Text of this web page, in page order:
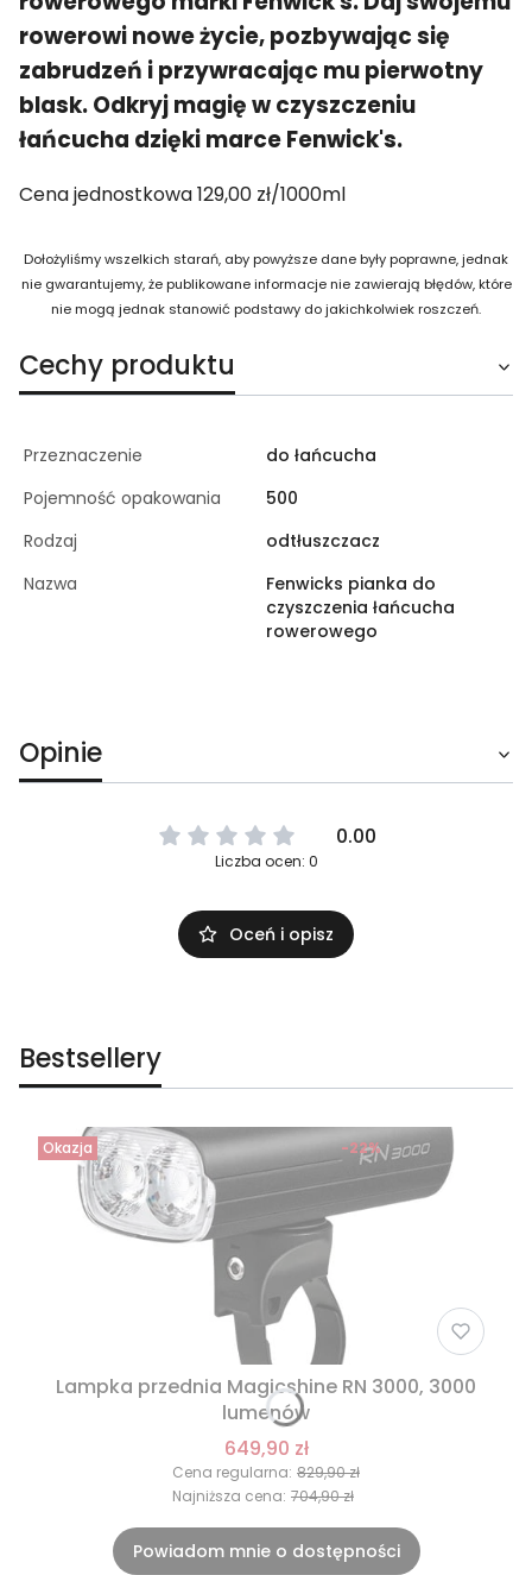
rowerowi nowe życie, pozbywając się
zabrudzeń i przywracając mu pierwotny
blask. Odkryj magię w czyszczeniu
łańcucha dzięki marce Fenwick's.
Cena jednostkowa 129,00 zł/1000ml
Dołożyliśmy wszelkich starań, aby powyższe dane były poprawne, jednak
nie gwarantujemy, że publikowane informacje nie zawierają błędów, które
nie mogą jednak stanowić podstawy do jakichkolwiek roszczeń.
Cechy produktu
Przeznaczenie
do łańcucha
Pojemność opakowania
500
Rodzaj
odtłuszczacz
Nazwa
Fenwicks pianka do
czyszczenia łańcucha
rowerowego
Opinie
0.00
Liczba ocen: 0
Oceń i opisz
Bestsellery
Okazja
Lampka przednia Magicshine RN 3000, 3000
lumenów
649,90 zł
Cena regularna: 829,90 zł
-22%
Najniższa cena: 704,90 zł
Powiadom mnie o dostępności